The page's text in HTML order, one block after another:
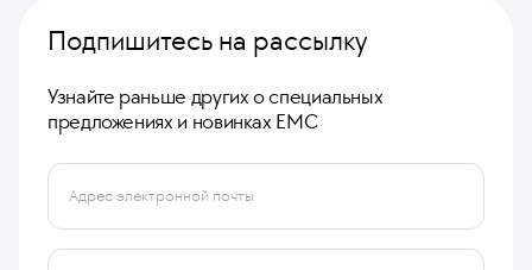
Подпишитесь на рассылку
Узнайте раньше других о специальных
предложениях и новинках ЕМС
Адрес электронной почты